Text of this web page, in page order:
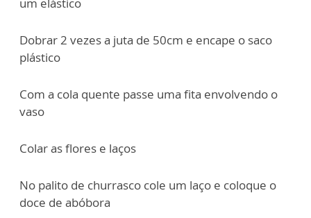
Dobrar 2 vezes a juta de 50cm e encape o saco
plástico
Com a cola quente passe uma fita envolvendo o
vaso
Colar as flores e laços
No palito de churrasco cole um laço e coloque o
doce de abóbora